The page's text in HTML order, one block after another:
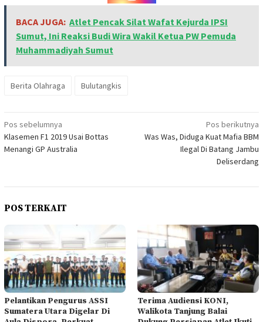
BACA JUGA: Atlet Pencak Silat Wafat Kejurda IPSI
Sumut, Ini Reaksi Budi Wira Wakil Ketua PW Pemuda
Muhammadiyah Sumut
Berita Olahraga Bulutangkis
Navigasi
pos
Pos sebelumnya
Klasemen F1 2019 Usai Bottas
Menangi GP Australia
Pos berikutnya
Was Was, Diduga Kuat Mafia BBM
Ilegal Di Batang Jambu
Deliserdang
POS TERKAIT
Pelantikan Pengurus ASSI
Sumatera Utara Digelar Di
Terima Audiensi KONI,
Walikota Tanjung Balai